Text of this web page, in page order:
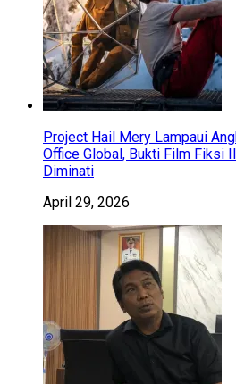
Project Hail Mery Lampaui
Office Global, Bukti Film Fiksi
Diminati
April 29, 2026